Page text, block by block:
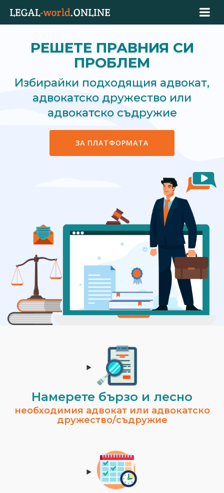
РЕШЕТЕ ПРАВНИЯ СИ
ПРОБЛЕМ
Избирайки подходящия адвокат,
адвокатско дружество или
адвокатско съдружие
ЗА ПЛАТФОРМАТА
Намерете бързо и лесно
необходимия адвокат или адвокатско
дружество/съдружие